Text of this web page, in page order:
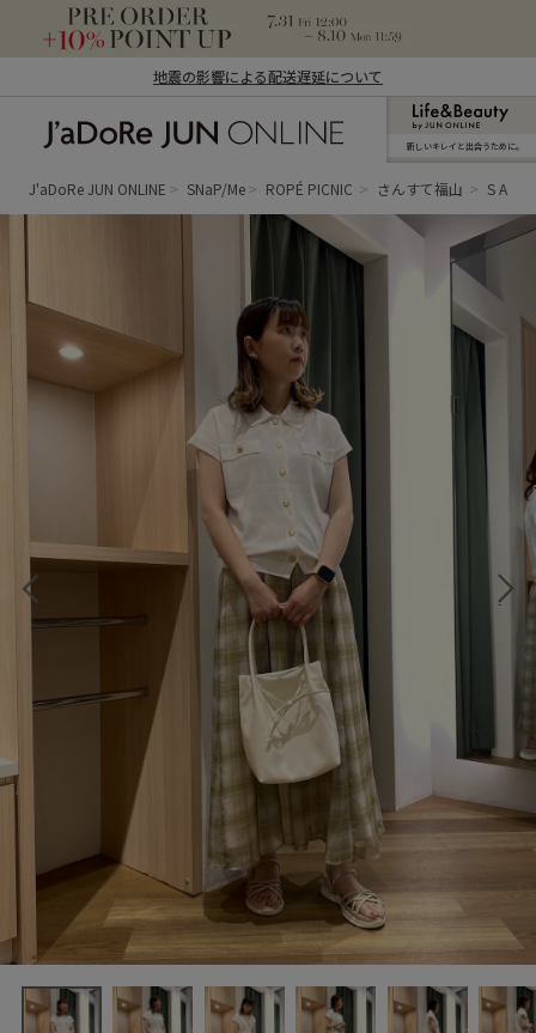
地震の影響による配送遅延について
ン オンライン）
新しいキレイと出合うために。
J'aDoRe JUN ONLINE SNaP/Me ROPÉ PICNIC さんすて福山 S A K I